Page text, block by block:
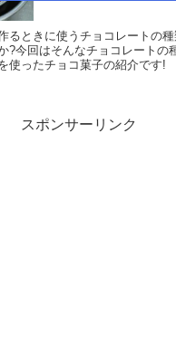
るときに使うチョコレートの
?今回はそんなチョコレートの
使ったチョコ菓子の紹介です!
スポンサーリンク